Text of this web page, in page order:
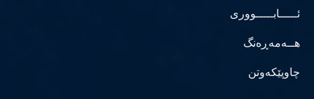
ئـــــابـــــووری
هــەمەڕەنگ
چاوپێکەوتن